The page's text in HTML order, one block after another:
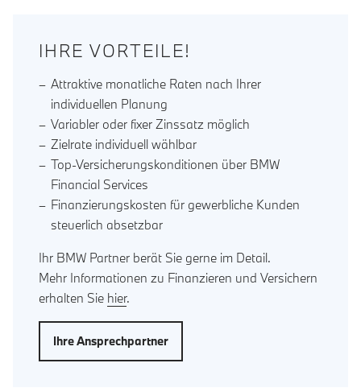
IHRE VORTEILE!
Attraktive monatliche Raten nach Ihrer
individuellen Planung
Variabler oder fixer Zinssatz möglich
Zielrate individuell wählbar
Top-Versicherungskonditionen über BMW
Financial Services
Finanzierungskosten für gewerbliche Kunden
steuerlich absetzbar
Ihr BMW Partner berät Sie gerne im Detail.
Mehr Informationen zu Finanzieren und Versichern
erhalten Sie hier.
Ihre Ansprechpartner